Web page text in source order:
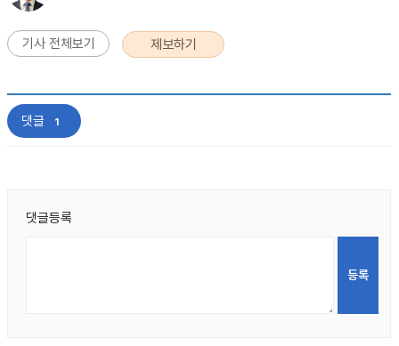
기사 전체보기 제보하기
댓글 1
댓글등록